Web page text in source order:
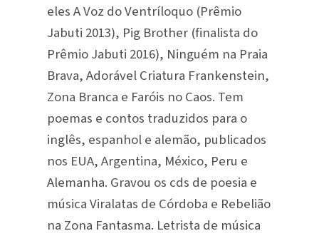
eles A Voz do Ventríloquo (Prêmio
Jabuti 2013), Pig Brother (finalista do
Prêmio Jabuti 2016), Ninguém na Praia
Brava, Adorável Criatura Frankenstein,
Zona Branca e Faróis no Caos. Tem
poemas e contos traduzidos para o
inglês, espanhol e alemão, publicados
nos EUA, Argentina, México, Peru e
Alemanha. Gravou os cds de poesia e
música Viralatas de Córdoba e Rebelião
na Zona Fantasma. Letrista de música